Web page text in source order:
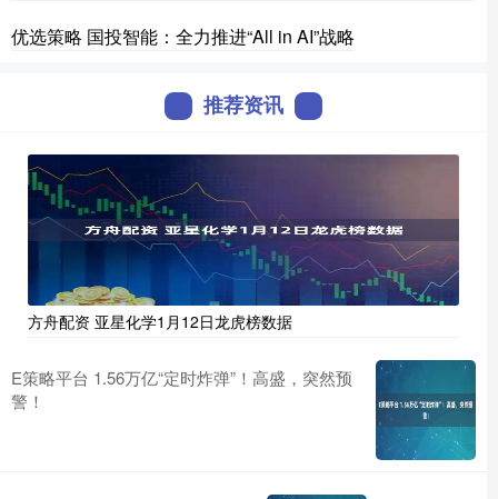
优选策略 国投智能：全力推进“All in AI”战略
推荐资讯
方舟配资 亚星化学1月12日龙虎榜数据
E策略平台 1.56万亿“定时炸弹”！高盛，突然预
警！